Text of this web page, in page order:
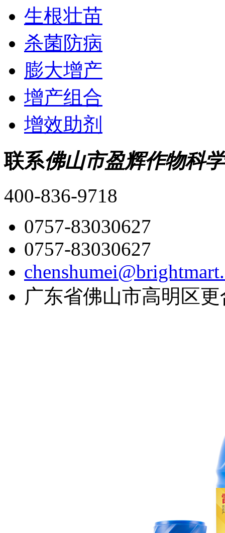
生根壮苗
杀菌防病
膨大增产
增产组合
增效助剂
联系佛山市盈辉作物科
400-836-9718
0757-83030627
0757-83030627
广东省佛山市高明区